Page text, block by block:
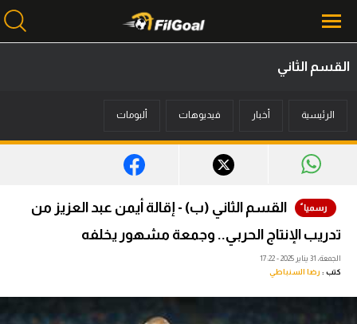
أخبار
ميركاتو
فانتازي في الجول
فيديوهات
القسم الثاني
الرئيسية أخبار فيديوهات ألبومات
القسم الثاني (ب) - إقالة أيمن عبد العزيز من
تدريب الإنتاج الحربي.. وجمعة مشهور يخلفه
الجمعة، 31 يناير 2025 - 17:22
كتب : رضا السنباطي